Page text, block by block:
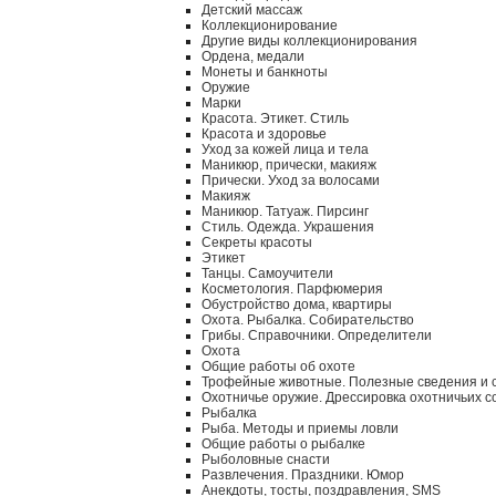
Детский массаж
Коллекционирование
Другие виды коллекционирования
Ордена, медали
Монеты и банкноты
Оружие
Марки
Красота. Этикет. Стиль
Красота и здоровье
Уход за кожей лица и тела
Маникюр, прически, макияж
Прически. Уход за волосами
Макияж
Маникюр. Татуаж. Пирсинг
Стиль. Одежда. Украшения
Секреты красоты
Этикет
Танцы. Самоучители
Косметология. Парфюмерия
Обустройство дома, квартиры
Охота. Рыбалка. Собирательство
Грибы. Справочники. Определители
Охота
Общие работы об охоте
Трофейные животные. Полезные сведения и
Охотничье оружие. Дрессировка охотничьих
Рыбалка
Рыба. Методы и приемы ловли
Общие работы о рыбалке
Рыболовные снасти
Развлечения. Праздники. Юмор
Анекдоты, тосты, поздравления, SMS